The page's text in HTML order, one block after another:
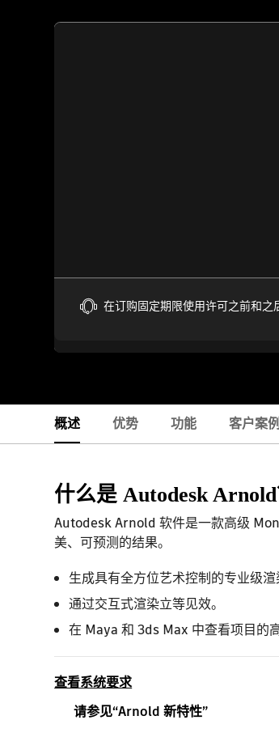
在订购固定期限使用许可之前和之
概述 优势 功能 客户案例
什么是 Autodesk Arnold
Autodesk Arnold 软件是一款高级
美、可预测的结果。
生成具有全方位艺术控制的专业级渲
通过交互式渲染立等见效。
在 Maya 和 3ds Max 中查看项目的
查看系统要求
请参见“Arnold 新特性”